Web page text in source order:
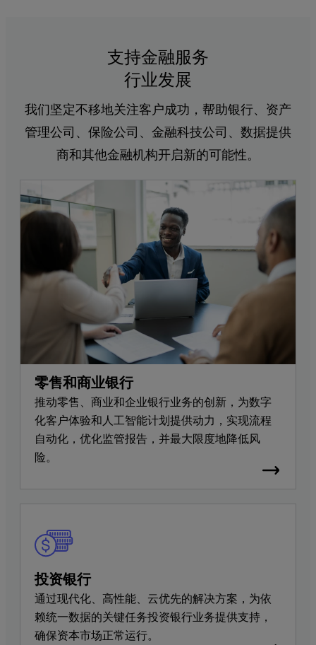
支持金融服务
行业发展
我们坚定不移地关注客户成功，帮助银行、资产
管理公司、保险公司、金融科技公司、数据提供
商和其他金融机构开启新的可能性。
零售和商业银行
推动零售、商业和企业银行业务的创新，为数字
化客户体验和人工智能计划提供动力，实现流程
自动化，优化监管报告，并最大限度地降低风
险。
投资银行
通过现代化、高性能、云优先的解决方案，为依
赖统一数据的关键任务投资银行业务提供支持，
确保资本市场正常运行。